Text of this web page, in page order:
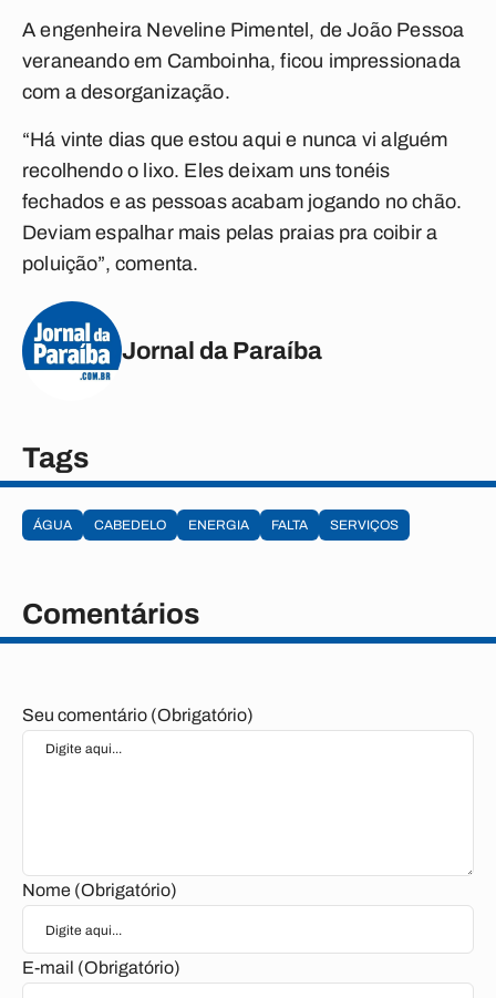
A engenheira Neveline Pimentel, de João Pessoa
veraneando em Camboinha, ficou impressionada
com a desorganização.
“Há vinte dias que estou aqui e nunca vi alguém
recolhendo o lixo. Eles deixam uns tonéis
fechados e as pessoas acabam jogando no chão.
Deviam espalhar mais pelas praias pra coibir a
poluição”, comenta.
Jornal da Paraíba
Tags
ÁGUA CABEDELO ENERGIA FALTA SERVIÇOS
Comentários
Seu comentário (Obrigatório)
Nome (Obrigatório)
E-mail (Obrigatório)